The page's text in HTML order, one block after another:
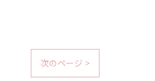
次のページ >